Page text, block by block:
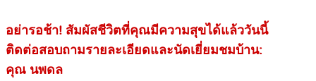
อย่ารอช้า! สัมผัสชีวิตที่คุณมีความสุขได้แล้ววันนี้
ติดต่อสอบถามรายละเอียดและนัดเยี่ยมชมบ้าน:
คุณ นพดล